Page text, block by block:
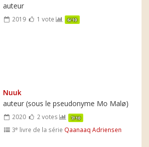
auteur
2019 1 vote 6/10
Nuuk
auteur (sous le pseudonyme Mo Malø)
2020 2 votes 7/10
3e livre de la série Qaanaaq Adriensen